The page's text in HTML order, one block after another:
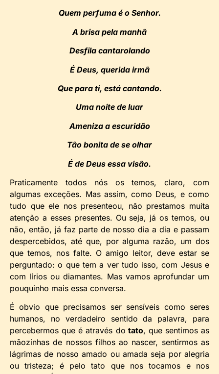
Quem perfuma é o Senhor.
A brisa pela manhã
Desfila cantarolando
É Deus, querida irmã
Que para ti, está cantando.
Uma noite de luar
Ameniza a escuridão
Tão bonita de se olhar
É de Deus essa visão.
Praticamente todos nós os temos, claro, com
algumas exceções. Mas assim, como Deus, e como
tudo que ele nos presenteou, não prestamos muita
atenção a esses presentes. Ou seja, já os temos, ou
não, então, já faz parte de nosso dia a dia e passam
despercebidos, até que, por alguma razão, um dos
que temos, nos falte. O amigo leitor, deve estar se
perguntado: o que tem a ver tudo isso, com Jesus e
com lírios ou diamantes. Mas vamos aprofundar um
pouquinho mais essa conversa.
É obvio que precisamos ser sensíveis como seres
humanos, no verdadeiro sentido da palavra, para
percebermos que é através do tato, que sentimos as
mãozinhas de nossos filhos ao nascer, sentirmos as
lágrimas de nosso amado ou amada seja por alegria
ou tristeza; é pelo tato que nos tocamos e nos